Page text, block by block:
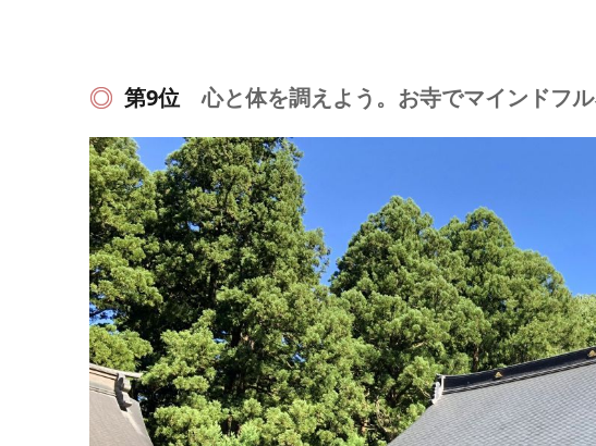
第9位心と体を調えよう。お寺でマインドフ